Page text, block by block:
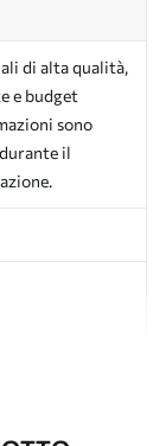
di alta qualità,
e budget
sono
il